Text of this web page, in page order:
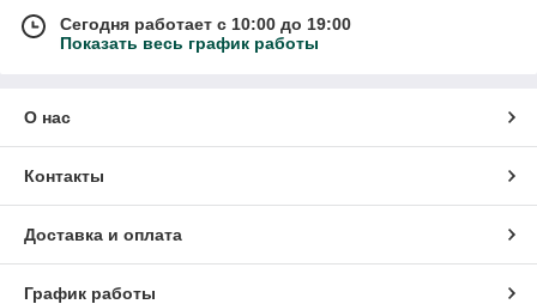
Сегодня работает с 10:00 до 19:00
Показать весь график работы
О нас
Контакты
Доставка и оплата
График работы